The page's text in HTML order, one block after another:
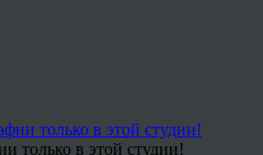
только в этой студии!